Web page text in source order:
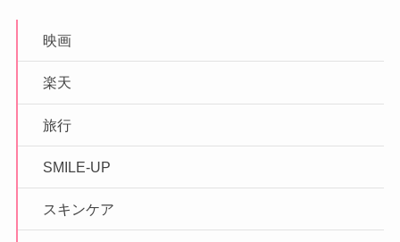
映画
楽天
旅行
SMILE-UP
スキンケア